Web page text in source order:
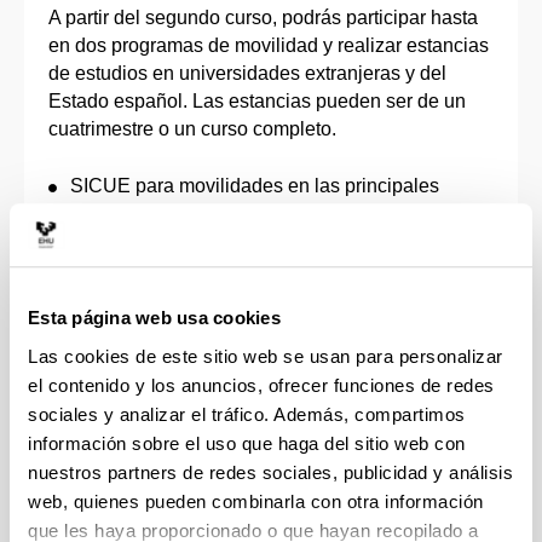
Esta página web usa cookies
Las cookies de este sitio web se usan para personalizar
el contenido y los anuncios, ofrecer funciones de redes
sociales y analizar el tráfico. Además, compartimos
información sobre el uso que haga del sitio web con
nuestros partners de redes sociales, publicidad y análisis
web, quienes pueden combinarla con otra información
que les haya proporcionado o que hayan recopilado a
A partir del segundo curso, podrás participar hasta
en dos programas de movilidad y realizar estancias
de estudios en universidades extranjeras y del
Estado español. Las estancias pueden ser de un
cuatrimestre o un curso completo.
SICUE para movilidades en las principales
europeas, como Alemania, Bélgica, Dinamarca,
Unido, Suecia, etc.
UPV-AL, para universidades de América Latina:
Argentina, Brasil, Chile, México, Perú, Colombia,
etc.
Otros Destinos movilidad en universidades de
EE.UU., Canadá y Corea del Sur.
Disponemos de 200 plazas para estancias en
universidades europeas, 130 para universidades